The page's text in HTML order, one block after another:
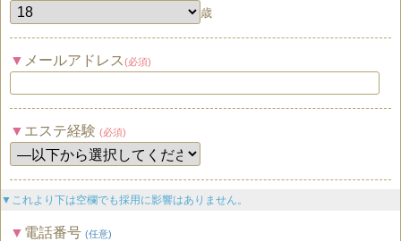
歳
メールアドレス (必須)
エステ経験 (必須)
▼これより下は空欄でも採用に影響はありません。
電話番号 (任意)